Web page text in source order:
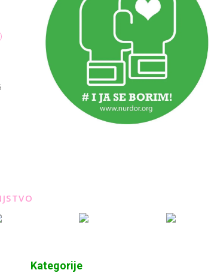
Kategorije